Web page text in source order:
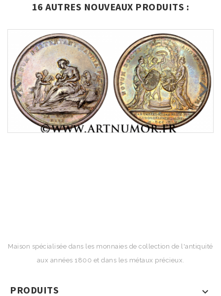
16 AUTRES NOUVEAUX PRODUITS :
Maison spécialisée dans les monnaies de collection de l'antiquité
aux années 1800 et dans les métaux précieux.
PRODUITS 